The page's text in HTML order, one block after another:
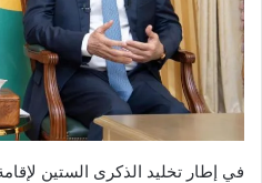
في إطار تخليد الذكرى الستين